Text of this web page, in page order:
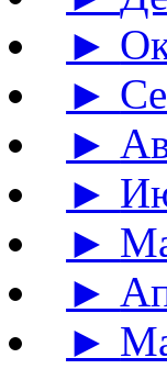
►
►
►
►
►
►
►